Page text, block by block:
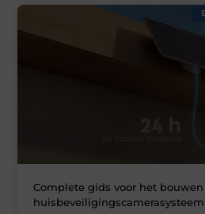
Complete gids voor het
huisbeveiligingscamerasysteem